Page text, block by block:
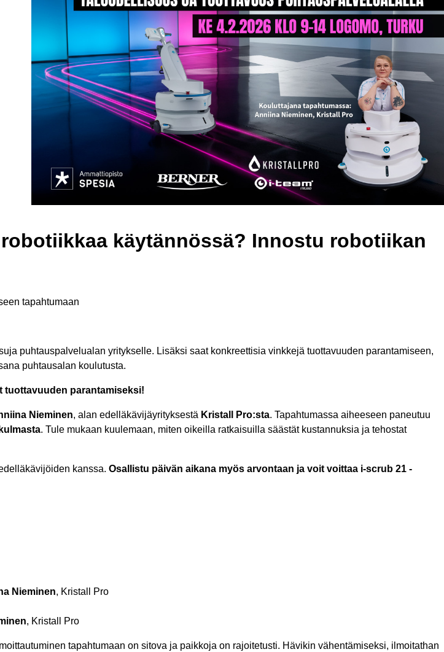
käytännössä? Innostu robotiikan
tapahtumaan
puhtauspalvelualan yritykselle. Lisäksi saat konkreettisia vinkkejä tuottavuuden parantamiseen,
puhtausalan koulutusta.
tuottavuuden parantamiseksi!
Nieminen, alan edelläkävijäyrityksestä Kristall Pro:sta. Tapahtumassa aiheeseen paneutuu
. Tule mukaan kuulemaan, miten oikeilla ratkaisuilla säästät kustannuksia ja tehostat
kanssa. Osallistu päivän aikana myös arvontaan ja voit voittaa i-scrub 21 -
Nieminen, Kristall Pro
, Kristall Pro
tapahtumaan on sitova ja paikkoja on rajoitetusti. Hävikin vähentämiseksi, ilmoitathan